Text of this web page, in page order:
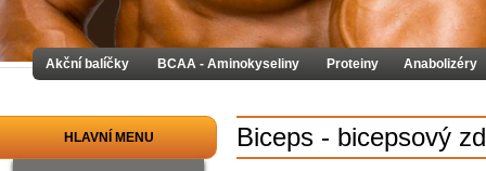
Biceps - bicepsový
HLAVNÍ MENU
Akční balíčky BCAA - Aminokyseliny Proteiny Anabolizéry